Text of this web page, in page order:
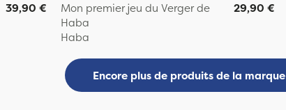
39,90 €
Mon premier jeu du Verger de
Haba
Haba
29,90 €
Encore plus de produits de la marque